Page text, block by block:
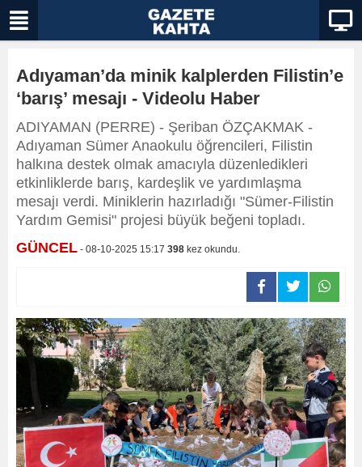
Adıyaman’da minik kalplerden Filistin’e
‘barış’ mesajı - Videolu Haber
ADIYAMAN (PERRE) - Şeriban ÖZÇAKMAK -
Adıyaman Sümer Anaokulu öğrencileri, Filistin
halkına destek olmak amacıyla düzenledikleri
etkinliklerde barış, kardeşlik ve yardımlaşma
mesajı verdi. Miniklerin hazırladığı "Sümer-Filistin
Yardım Gemisi" projesi büyük beğeni topladı.
GÜNCEL - 08-10-2025 15:17 398 kez okundu.